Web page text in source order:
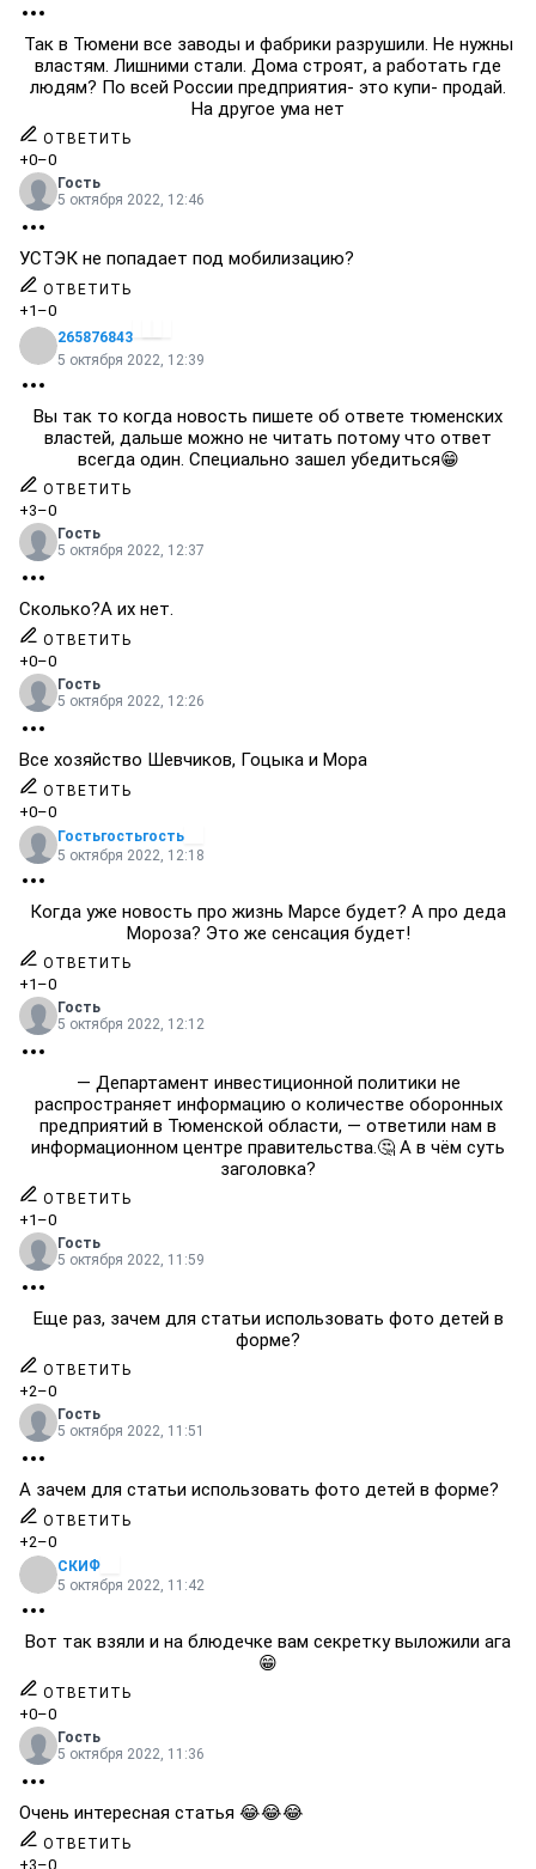
Так в Тюмени все заводы и фабрики разрушили. Не нужны
властям. Лишними стали. Дома строят, а работать где
людям? По всей России предприятия- это купи- продай.
На другое ума нет
ОТВЕТИТЬ
+0–0
Гость
5 октября 2022, 12:46
УСТЭК не попадает под мобилизацию?
ОТВЕТИТЬ
+1 –0
265876843
5 октября 2022, 12:39
Вы так то когда новость пишете об ответе тюменских
властей, дальше можно не читать потому что ответ
всегда один. Специально зашел убедиться😁
ОТВЕТИТЬ
+3–0
Гость
5 октября 2022, 12:37
Сколько?А их нет.
ОТВЕТИТЬ
+0–0
Гость
5 октября 2022, 12:26
Все хозяйство Шевчиков, Гоцыка и Мора
ОТВЕТИТЬ
+0–0
Гостьгостьгость
5 октября 2022, 12:18
Когда уже новость про жизнь Марсе будет? А про деда
Мороза? Это же сенсация будет!
ОТВЕТИТЬ
+1 –0
Гость
5 октября 2022, 12:12
— Департамент инвестиционной политики не
распространяет информацию о количестве оборонных
предприятий в Тюменской области, — ответили нам в
информационном центре правительства.🤔 А в чём суть
заголовка?
ОТВЕТИТЬ
+1 –0
Гость
5 октября 2022, 11:59
Еще раз, зачем для статьи использовать фото детей в
форме?
ОТВЕТИТЬ
+2–0
Гость
5 октября 2022, 11:51
А зачем для статьи использовать фото детей в форме?
ОТВЕТИТЬ
+2–0
СКИФ
5 октября 2022, 11:42
Вот так взяли и на блюдечке вам секретку выложили ага
😁
ОТВЕТИТЬ
+0–0
Гость
5 октября 2022, 11:36
Очень интересная статья 😂😂😂
ОТВЕТИТЬ
+3–0